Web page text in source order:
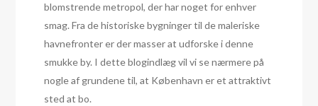
blomstrende metropol, der har noget for enhver
smag. Fra de historiske bygninger til de maleriske
havnefronter er der masser at udforske i denne
smukke by. I dette blogindlæg vil vi se nærmere på
nogle af grundene til, at København er et attraktivt
sted at bo.